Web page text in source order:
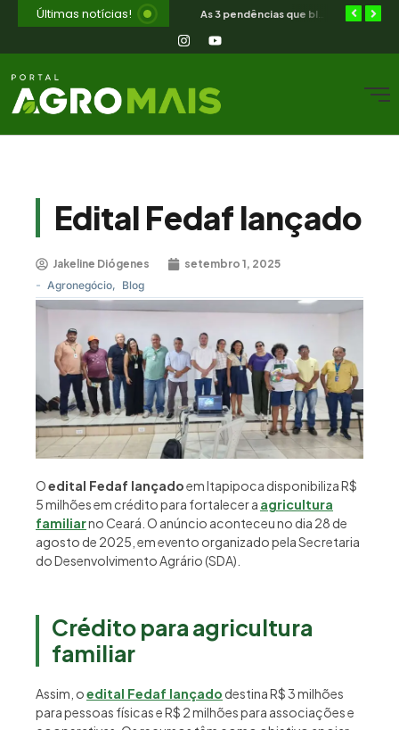
Últimas notícias!
Edital Fedaf lançado
Jakeline Diógenes setembro 1, 2025
- Agronegócio, Blog
Oedital Fedaf lançadoem Itapipoca disponibiliza R$
5 milhões em crédito para fortalecer a agricultura
familiarno Ceará. O anúncio aconteceu no dia 28 de
agosto de 2025, em evento organizado pela Secretaria
do Desenvolvimento Agrário (SDA).
Crédito para agricultura
familiar
Assim, oedital Fedaf lançado destina R$ 3 milhões
para pessoas físicas e R$ 2 milhões para associações e